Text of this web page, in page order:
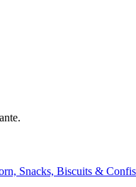
Snacks, Biscuits &